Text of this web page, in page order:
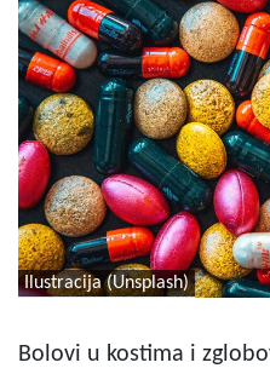
Ilustracija (Unsplash)
Bolovi u kostima i